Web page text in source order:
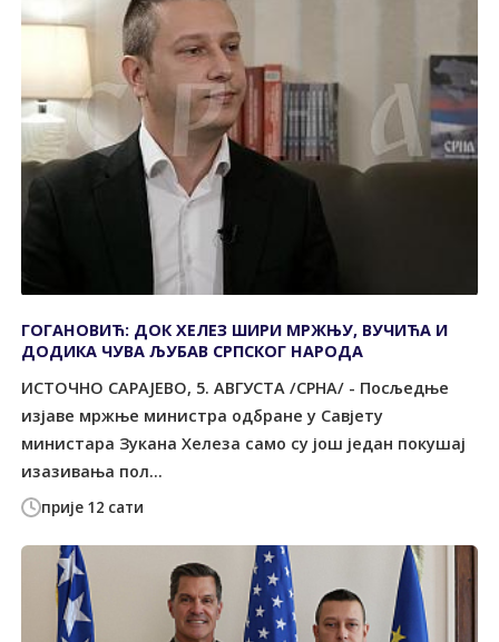
прије 12 сати
ГОГАНОВИЋ: ДОК ХЕЛЕЗ ШИРИ МРЖЊУ, ВУЧИЋА И
ДОДИКА ЧУВА ЉУБАВ СРПСКОГ НАРОДА
ИСТОЧНО САРАЈЕВО, 5. АВГУСТА /СРНА/ - Посљедње
изјаве мржње министра одбране у Савјету
министара Зукана Хелеза само су још један покушај
изазивања пол...